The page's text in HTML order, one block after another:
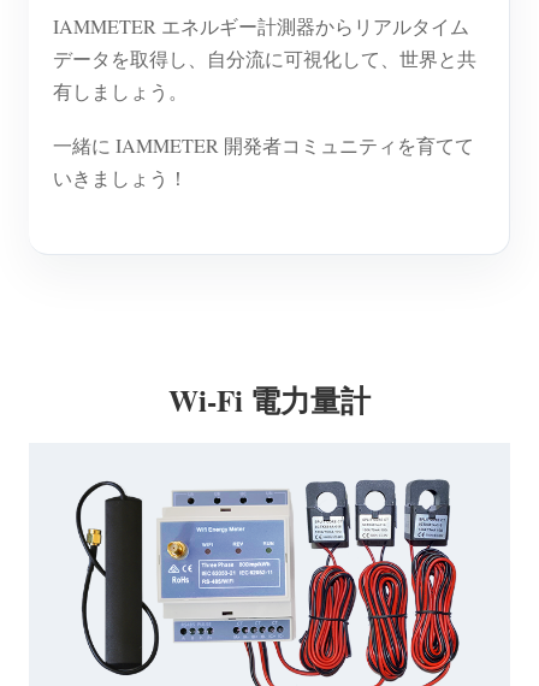
IAMMETER エネルギー計測器からリアルタイム
データを取得し、自分流に可視化して、世界と共
有しましょう。
一緒に IAMMETER 開発者コミュニティを育てて
いきましょう！
Wi-Fi 電力量計